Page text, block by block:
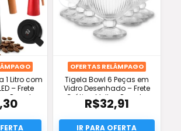
1 Litro com
– Frete
Preço!
OFERTAS RELÂMPAGO
Tigela Bowl 6 Peças em
Vidro Desenhado – Frete
Grátis e Melhor Preço! –
Suas Compras Shop
R$32,91